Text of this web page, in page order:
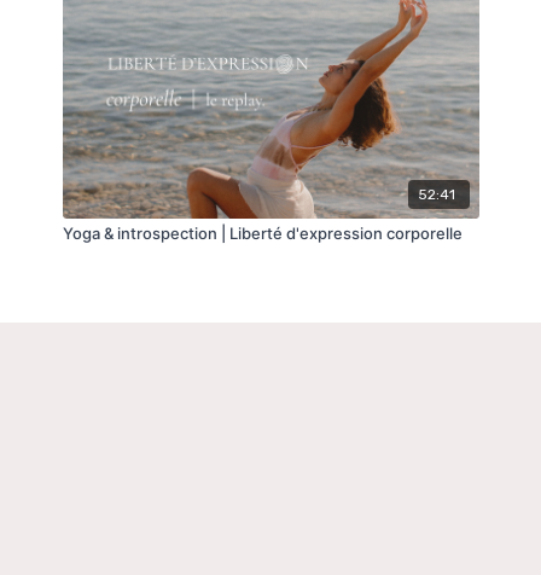
52:41
Yoga & introspection | Liberté d'expression corporelle